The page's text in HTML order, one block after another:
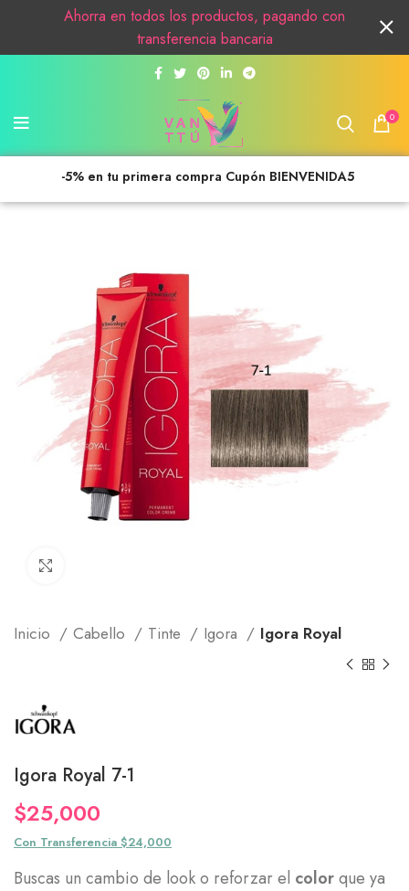
0
-5% en tu primera compra Cupón BIENVENIDA5
Inicio Cabello Tinte Igora Igora Royal
Igora Royal 7-1
$25,000
Con Transferencia $24,000
Buscas un cambio de look o reforzar el colorque ya
Ahorra en todos los productos, pagando con
transferencia bancaria